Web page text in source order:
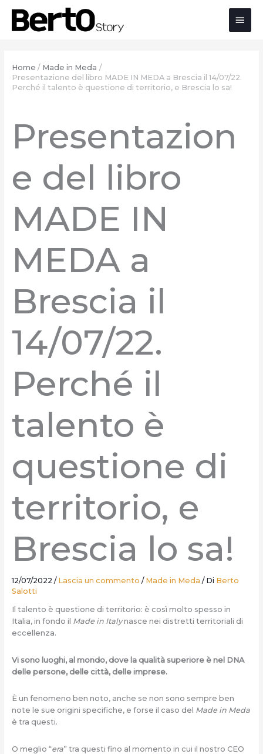
contenuto
navigazione
contenuto
Home
Made in Meda
Presentazione del libro MADE IN MEDA a Brescia il 14/07/22.
Perché il talento è questione di territorio, e Brescia lo sa!
Presentazion
e del libro
MADE IN
MEDA a
Brescia il
14/07/22.
Perché il
talento è
questione di
territorio, e
Brescia lo sa!
12/07/2022 / Lascia un commento / Made in Meda / Di Berto
Salotti
Il talento è questione di territorio: è così molto spesso in
Italia, in fondo il Made in Italynasce nei distretti territoriali di
eccellenza.
Vi sono luoghi, al mondo, dove la qualità superiore è nel DNA
delle persone, delle città, delle imprese.
È un fenomeno ben noto, anche se non sono sempre ben
note le sue origini specifiche, e forse il caso del Made in Meda
è tra questi.
O meglio “era” tra questi fino al momento in cui il nostro CEO